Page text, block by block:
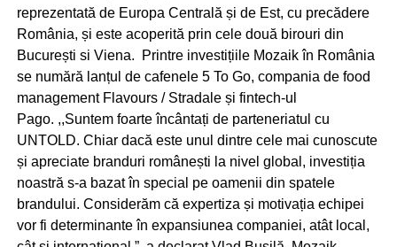
reprezentată de Europa Centrală și de Est, cu precădere
România, și este acoperită prin cele două birouri din
București si Viena. Printre investițiile Mozaik în România
se numără lanțul de cafenele 5 To Go, compania de food
management Flavours / Stradale și fintech-ul
Pago. ,,Suntem foarte încântați de parteneriatul cu
UNTOLD. Chiar dacă este unul dintre cele mai cunoscute
și apreciate branduri românești la nivel global, investiția
noastră s-a bazat în special pe oamenii din spatele
brandului. Considerăm că expertiza și motivația echipei
vor fi determinante în expansiunea companiei, atât local,